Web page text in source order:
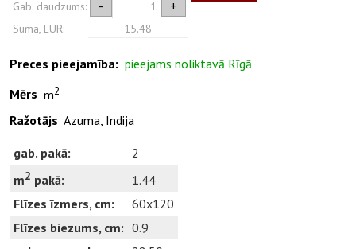
Gab. daudzums: - +
Suma, EUR: 15.48
Preces pieejamība: pieejams noliktavā Rīgā
Mērs m2
Ražotājs Azuma, Indija
gab. pakā:
2
m2 pakā:
1.44
Flīzes īzmers, cm:
60x120
Flīzes biezums, cm: 0.9